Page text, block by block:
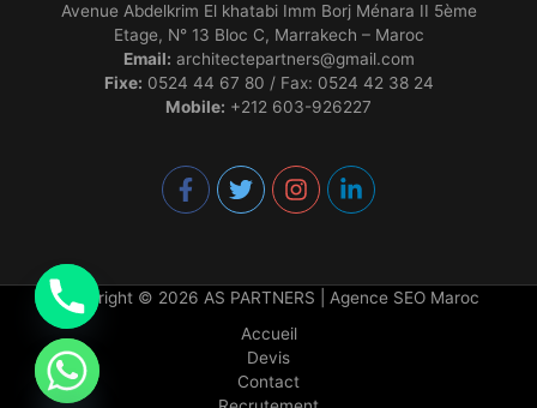
Avenue Abdelkrim El khatabi Imm Borj Ménara II 5ème
Etage, N° 13 Bloc C, Marrakech – Maroc
Email: architectepartners@gmail.com
Fixe: 0524 44 67 80 / Fax: 0524 42 38 24
Mobile: +212 603-926227
Copyright © 2026 AS PARTNERS | Agence SEO Maroc
Accueil
Devis
Contact
chaty